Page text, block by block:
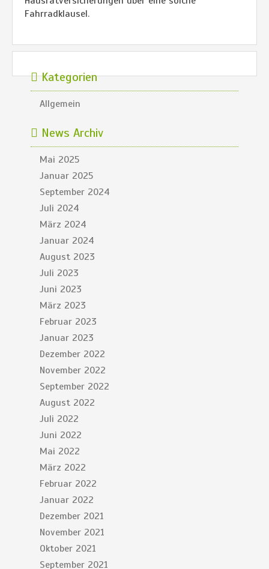
Fahrradklausel.
Kategorien
Allgemein
News Archiv
Mai 2025
Januar 2025
September 2024
Juli 2024
März 2024
Januar 2024
August 2023
Juli 2023
Juni 2023
März 2023
Februar 2023
Januar 2023
Dezember 2022
November 2022
September 2022
August 2022
Juli 2022
Juni 2022
Mai 2022
März 2022
Februar 2022
Januar 2022
Dezember 2021
November 2021
Oktober 2021
September 2021